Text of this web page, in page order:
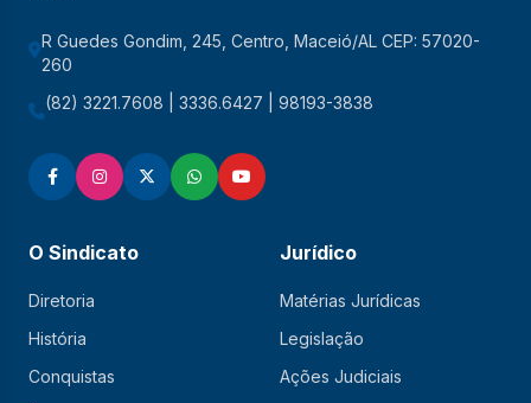
R Guedes Gondim, 245, Centro, Maceió/AL CEP: 57020-
260
(82) 3221.7608 | 3336.6427 | 98193-3838
O Sindicato
Diretoria
História
Conquistas
Jurídico
Matérias Jurídicas
Legislação
Ações Judiciais